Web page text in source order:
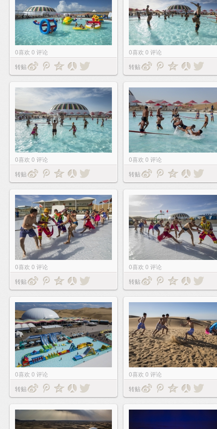
0喜欢 0 评论
转贴
0喜欢 0 评论
转贴
0喜欢 0 评论
转贴
0喜欢 0 评论
转贴
0喜欢 0 评论
转贴
0喜欢 0 评论
转贴
0喜欢 0 评论
转贴
0喜欢 0 评论
转贴